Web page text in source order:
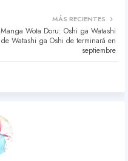
atsa
MÁS RECIENTES
Manga Wota Doru: Oshi ga Watashi
de Watashi ga Oshi de terminará en
septiembre